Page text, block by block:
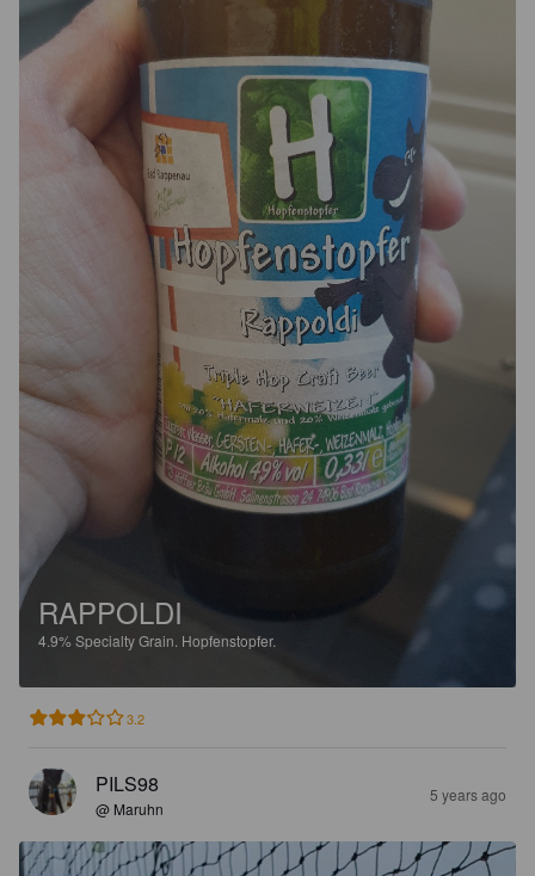
RAPPOLDI
4.9% Specialty Grain. Hopfenstopfer.
3.2
PILS98
@ Maruhn
5 years ago